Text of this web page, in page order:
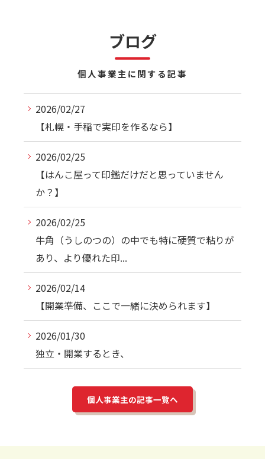
ブログ
個人事業主に関する記事
2026/02/27
【札幌・手稲で実印を作るなら】
2026/02/25
【はんこ屋って印鑑だけだと思っていません
か？】
2026/02/25
牛角（うしのつの）の中でも特に硬質で粘りが
あり、より優れた印...
2026/02/14
【開業準備、ここで一緒に決められます】
2026/01/30
独立・開業するとき、
個人事業主の記事一覧へ